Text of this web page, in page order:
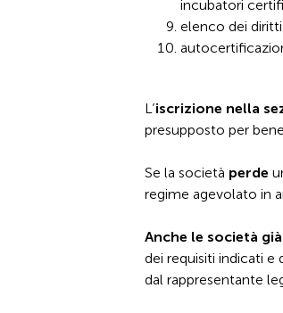
incubatori
elenco dei
L’iscrizione nella
presupposto per
Se la società perde
regime agevolato in
Anche le società
dei requisiti indicati
dal rappresentante